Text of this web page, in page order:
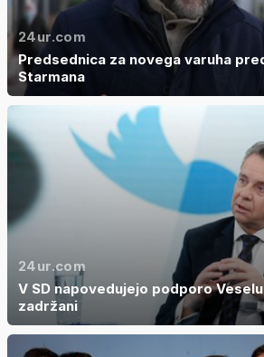
24ur.com
Predsednica za novega varuha
Starmana
24ur.com
V SD napovedujejo podporo
zadržani